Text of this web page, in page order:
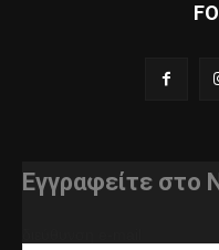
Εγγραφείτε στο